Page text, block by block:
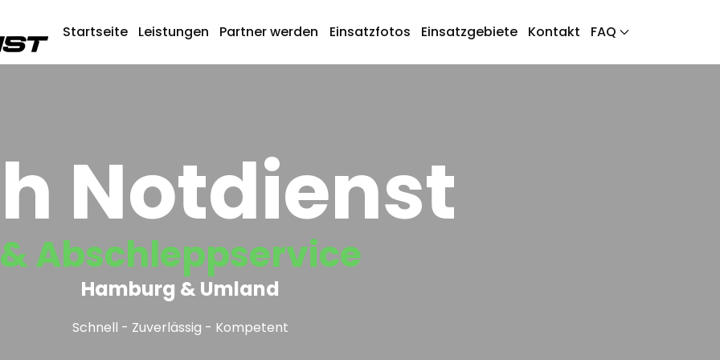
Startseite Leistungen Partner werden Einsatzfotos Einsatzgebiete Kontakt FAQ
Notdienst
Abschleppservice
Hamburg & Umland
Schnell - Zuverlässig - Kompetent